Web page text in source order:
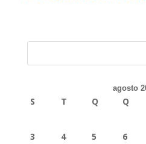
agosto
S T Q Q
3
4 5 6